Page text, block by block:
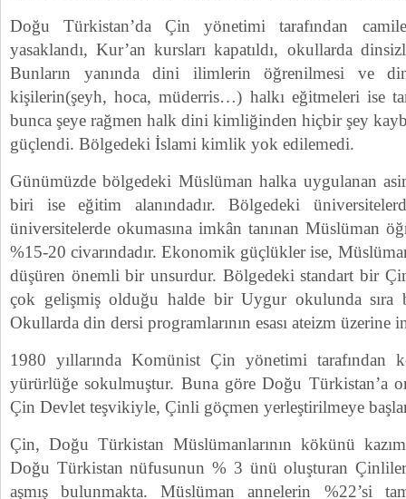
Doğu Türkistan’da Çin yönetimi tarafından
yasaklandı, Kur’an kursları kapatıldı, okullarda
Bunların yanında dini ilimlerin öğrenilmesi ve
kişilerin(şeyh, hoca, müderris…) halkı eğitmeleri ise
bunca şeye rağmen halk dini kimliğinden hiçbir şey
güçlendi. Bölgedeki İslami kimlik yok edilemedi.
Günümüzde bölgedeki Müslüman halka uygulanan
biri ise eğitim alanındadır. Bölgedeki
üniversitelerde okumasına imkân tanınan Müslüman
%15-20 civarındadır. Ekonomik güçlükler ise,
düşüren önemli bir unsurdur. Bölgedeki standart bir
çok gelişmiş olduğu halde bir Uygur okulunda sıra
Okullarda din dersi programlarının esası ateizm üzerine
1980 yıllarında Komünist Çin yönetimi tarafından
yürürlüğe sokulmuştur. Buna göre Doğu Türkistan’a
Çin Devlet teşvikiyle, Çinli göçmen yerleştirilmeye
Çin, Doğu Türkistan Müslümanlarının kökünü
Doğu Türkistan nüfusunun % 3 ünü oluşturan
aşmış bulunmakta. Müslüman annelerin %22’si